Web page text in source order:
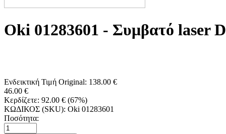
Oki 01283601 - Συμβατό laser
Ενδεικτική Τιμή Original: 138.00 €
46.00 €
Κερδίζετε: 92.00 € (67%)
ΚΩΔΙΚΟΣ (SKU): Oki 01283601
Ποσότητα: